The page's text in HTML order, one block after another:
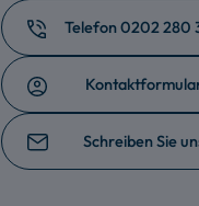
Telefon 0202 280
Schreiben Sie